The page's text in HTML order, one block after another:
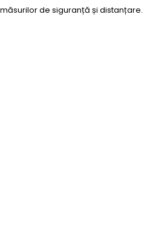
de siguranță și distanțare.